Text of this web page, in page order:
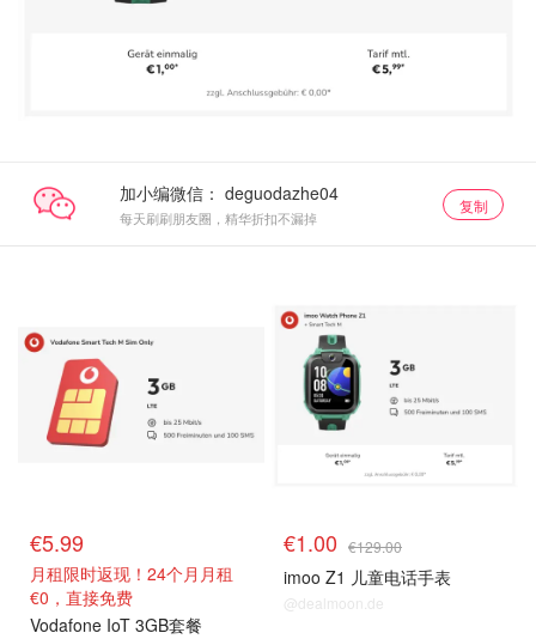
加小编微信：
每天刷刷朋友圈，精华折扣不漏掉
复制
€5.99
月租限时返现！24个月月租
€0，直接免费
Vodafone IoT 3GB套餐
€1.00 €129.00
imoo Z1 儿童电话手表
@dealmoon.de